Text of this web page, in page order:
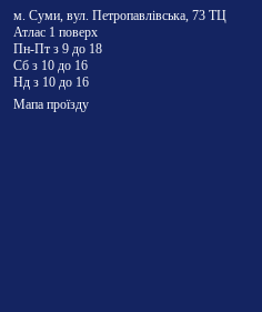
м. Суми, вул. Петропавлівська, 73 ТЦ
Атлас 1 поверх
Пн-Пт з 9 до 18
Сб з 10 до 16
Нд з 10 до 16
Мапа проїзду